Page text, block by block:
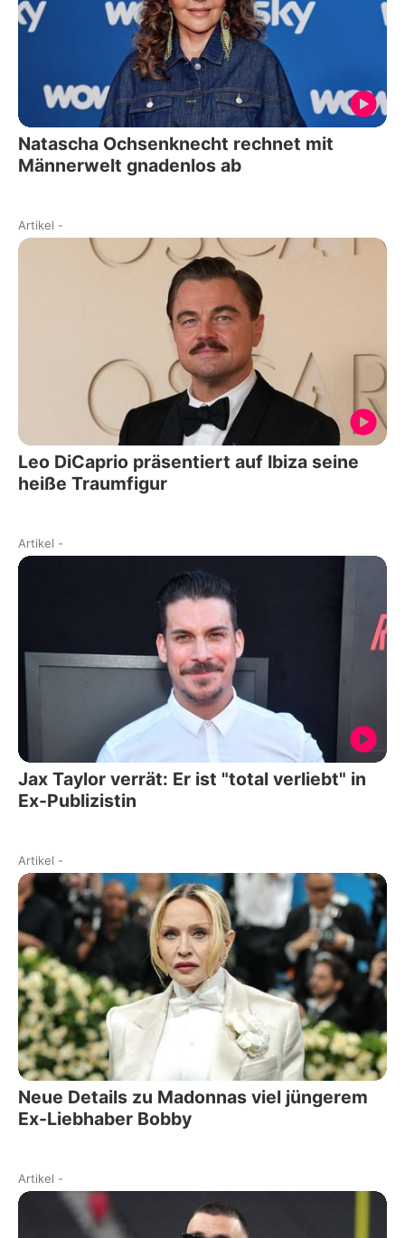
Natascha Ochsenknecht rechnet mit
Männerwelt gnadenlos ab
Artikel -
Leo DiCaprio präsentiert auf Ibiza seine
heiße Traumfigur
Artikel -
Jax Taylor verrät: Er ist "total verliebt" in
Ex-Publizistin
Artikel -
Neue Details zu Madonnas viel jüngerem
Ex-Liebhaber Bobby
Artikel -